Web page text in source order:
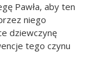
Pawła, aby ten
niego
dziewczynę
tego czynu